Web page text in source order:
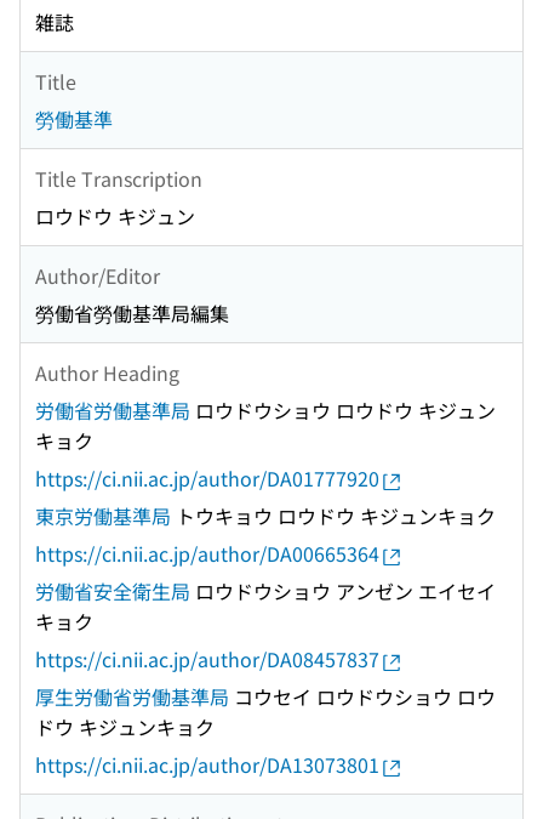
雑誌
Title
勞働基準
Title Transcription
ロウドウ キジュン
Author/Editor
勞働省勞働基準局編集
Author Heading
労働省労働基準局 ロウドウショウ ロウドウ キジュン
キョク
https://ci.nii.ac.jp/author/DA01777920
東京労働基準局 トウキョウ ロウドウ キジュンキョク
https://ci.nii.ac.jp/author/DA00665364
労働省安全衛生局 ロウドウショウ アンゼン エイセイ
キョク
https://ci.nii.ac.jp/author/DA08457837
厚生労働省労働基準局 コウセイ ロウドウショウ ロウ
ドウ キジュンキョク
https://ci.nii.ac.jp/author/DA13073801